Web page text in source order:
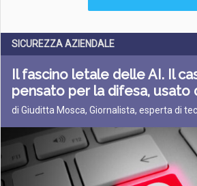
SICUREZZA AZIENDALE
Il fascino letale delle AI. Il
pensato per la difesa, usato
di Giuditta Mosca, Giornalista, esperta di